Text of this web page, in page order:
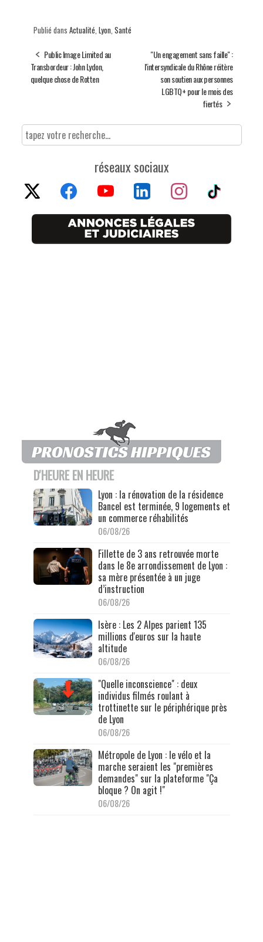
Publié dans Actualité, Lyon, Santé
Public Image Limited au
Transbordeur : John Lydon,
quelque chose de Rotten
"Un engagement sans faille" :
l'intersyndicale du Rhône réitère
son soutien aux personnes
LGBTQ+ pour le mois des
fiertés
réseaux sociaux
D'HEURE EN HEURE
Lyon : la rénovation de la résidence
Bancel est terminée, 9 logements et
un commerce réhabilités
06/08/26
Fillette de 3 ans retrouvée morte
dans le 8e arrondissement de Lyon :
sa mère présentée à un juge
d’instruction
06/08/26
Isère : Les 2 Alpes parient 135
millions d'euros sur la haute
altitude
06/08/26
"Quelle inconscience" : deux
individus filmés roulant à
trottinette sur le périphérique près
de Lyon
06/08/26
Métropole de Lyon : le vélo et la
marche seraient les "premières
demandes" sur la plateforme "Ça
bloque ? On agit !"
06/08/26